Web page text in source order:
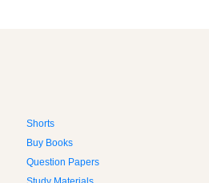
Shorts
Buy Books
Question Papers